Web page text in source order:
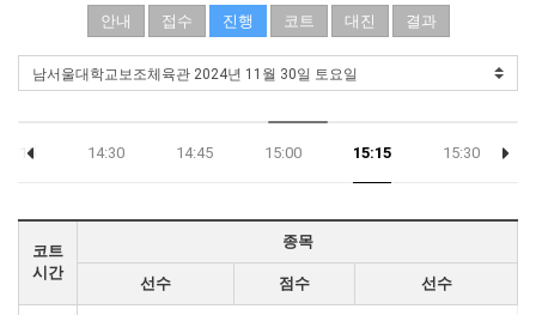
안내 접수 진행 코트 대진 결과
14:15 14:30 14:45 15:00 15:15 15:30
코트
시간
종목
선수 점수 선수